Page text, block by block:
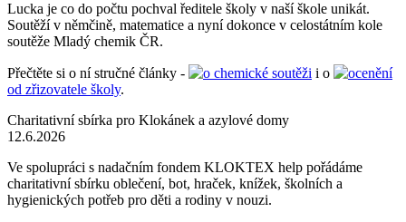
Lucka je co do počtu pochval ředitele školy v naší škole unikát.
Soutěží v němčině, matematice a nyní dokonce v celostátním kole
soutěže Mladý chemik ČR.
Přečtěte si o ní stručné články - o chemické soutěži i o
ocenění
od zřizovatele školy.
Charitativní sbírka pro Klokánek a azylové domy
12.6.2026
Ve spolupráci s nadačním fondem KLOKTEX help pořádáme
charitativní sbírku oblečení, bot, hraček, knížek, školních a
hygienických potřeb pro děti a rodiny v nouzi.